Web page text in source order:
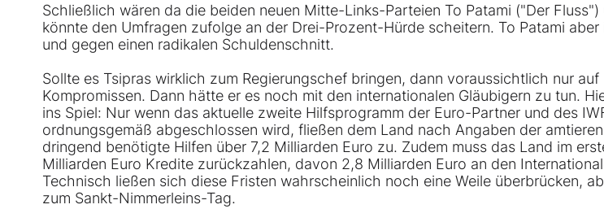
Schließlich wären da die beiden neuen Mitte-Links-Parteien To Patami ("Der
könnte den Umfragen zufolge an der Drei-Prozent-Hürde scheitern. To Patami aber
und gegen einen radikalen Schuldenschnitt.
Sollte es Tsipras wirklich zum Regierungschef bringen, dann voraussichtlich nur auf
Kompromissen. Dann hätte er es noch mit den internationalen Gläubigern zu tun.
ins Spiel: Nur wenn das aktuelle zweite Hilfsprogramm der Euro-Partner und des
ordnungsgemäß abgeschlossen wird, fließen dem Land nach Angaben der
dringend benötigte Hilfen über 7,2 Milliarden Euro zu. Zudem muss das Land im
Milliarden Euro Kredite zurückzahlen, davon 2,8 Milliarden Euro an den
Technisch ließen sich diese Fristen wahrscheinlich noch eine Weile überbrücken,
zum Sankt-Nimmerleins-Tag.